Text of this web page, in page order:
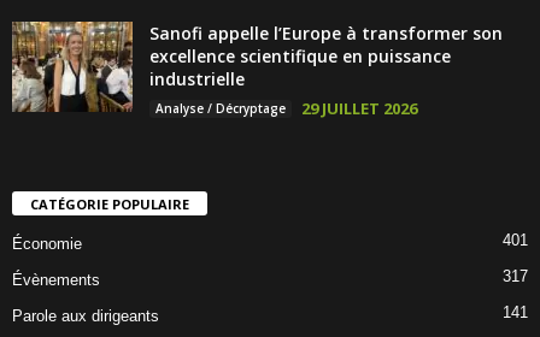
Sanofi appelle l’Europe à transformer son
excellence scientifique en puissance
industrielle
Analyse / Décryptage 29 JUILLET 2026
CATÉGORIE POPULAIRE
Économie 401
Évènements 317
Parole aux dirigeants 141